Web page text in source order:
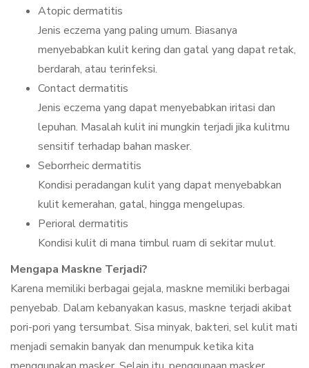
Atopic dermatitis
Jenis eczema yang paling umum. Biasanya
menyebabkan kulit kering dan gatal yang dapat retak,
berdarah, atau terinfeksi.
Contact dermatitis
Jenis eczema yang dapat menyebabkan iritasi dan
lepuhan. Masalah kulit ini mungkin terjadi jika kulitmu
sensitif terhadap bahan masker.
Seborrheic dermatitis
Kondisi peradangan kulit yang dapat menyebabkan
kulit kemerahan, gatal, hingga mengelupas.
Perioral dermatitis
Kondisi kulit di mana timbul ruam di sekitar mulut.
Mengapa Maskne Terjadi?
Karena memiliki berbagai gejala, maskne memiliki berbagai
penyebab. Dalam kebanyakan kasus, maskne terjadi akibat
pori-pori yang tersumbat. Sisa minyak, bakteri, sel kulit mati
menjadi semakin banyak dan menumpuk ketika kita